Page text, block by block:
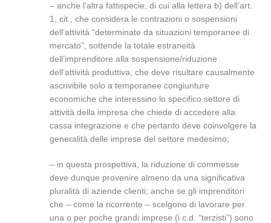
– anche l’altra fattispecie, di cui alla lettera b) dell’art.
1, cit., che considera le contrazioni o sospensioni
dell’attività “determinate da situazioni temporanee di
mercato”, sottende la totale estraneità
dell’imprenditore alla sospensione/riduzione
dell’attività produttiva, che deve risultare causalmente
ascrivibile solo a temporanee congiunture
economiche che interessino lo specifico settore di
attività della impresa che chiede di accedere alla
cassa integrazione e che pertanto deve coinvolgere la
generalità delle imprese del settore medesimo;
– in questa prospettiva, la riduzione di commesse
deve dunque provenire almeno da una significativa
pluralità di aziende clienti; anche se gli imprenditori
che – come la ricorrente – scelgono di lavorare per
una o per poche grandi imprese (i c.d. “terzisti”) sono